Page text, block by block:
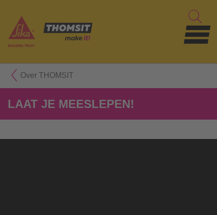
Over THOMSIT
LAAT JE MEESLEPEN!